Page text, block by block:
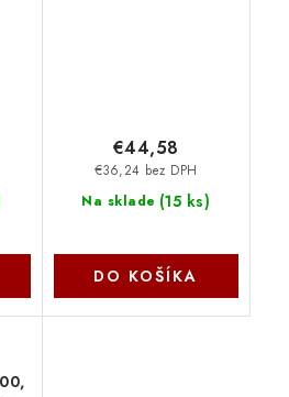
Na sklade (15 ks)
€36,24 bez DPH
€44,58
DO KOŠÍKA